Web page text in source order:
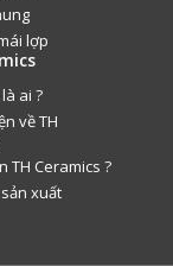
lợp
ai ?
về TH
TH Ceramics ?
xuất